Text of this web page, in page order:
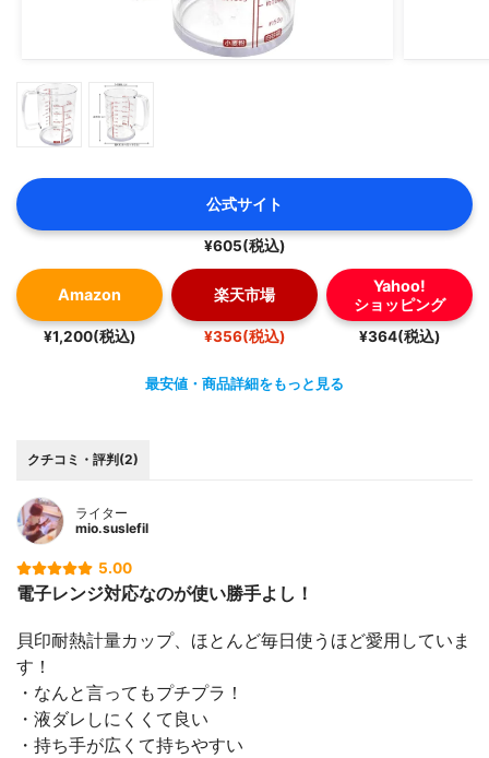
公式サイト
¥605(税込)
Amazon
¥1,200(税込)
楽天市場
¥356(税込)
Yahoo!
ショッピング
¥364(税込)
最安値・商品詳細をもっと見る
クチコミ・評判(2)
ライター
mio.suslefil
5.00
電子レンジ対応なのが使い勝手よし！
貝印耐熱計量カップ、ほとんど毎日使うほど愛用していま
す！
・なんと言ってもプチプラ！
・液ダレしにくくて良い
・持ち手が広くて持ちやすい